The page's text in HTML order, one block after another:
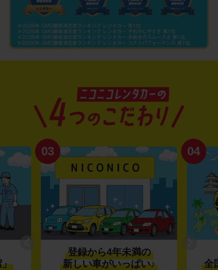
」
03
登録から4年未満の
新しい車がいっぱい♪
04
全